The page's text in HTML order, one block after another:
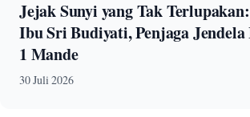
Jejak Sunyi yang Tak
Ibu Sri Budiyati, Penjaga
1 Mande
30 Juli 2026